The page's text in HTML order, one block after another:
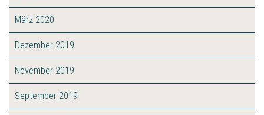
März 2020
Dezember 2019
November 2019
September 2019